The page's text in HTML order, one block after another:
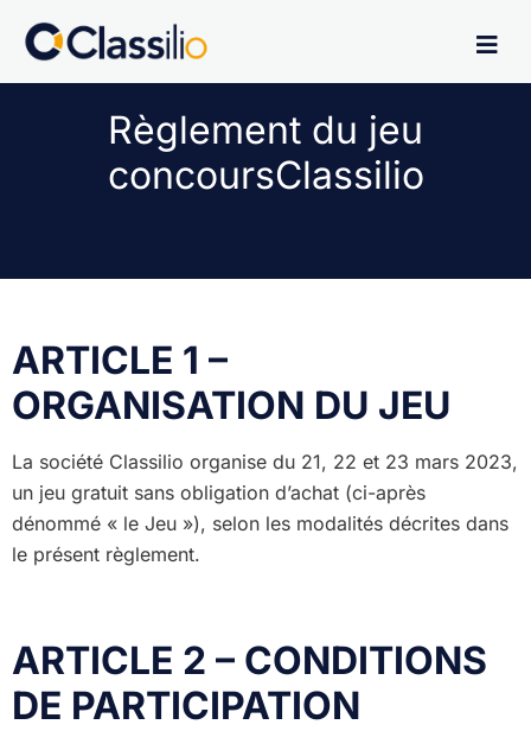
Règlement du jeu
concoursClassilio
ARTICLE 1 –
ORGANISATION DU JEU
La société Classilio organise du 21, 22 et 23 mars 2023,
un jeu gratuit sans obligation d’achat (ci-après
dénommé « le Jeu »), selon les modalités décrites dans
le présent règlement.
ARTICLE 2 – CONDITIONS
DE PARTICIPATION